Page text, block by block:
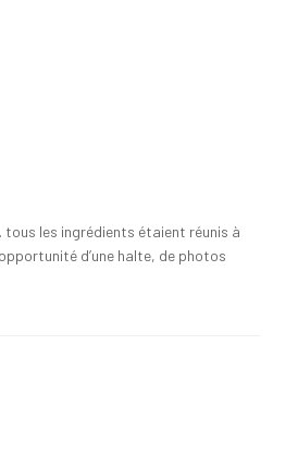
tous les ingrédients étaient réunis à
d’une halte, de photos